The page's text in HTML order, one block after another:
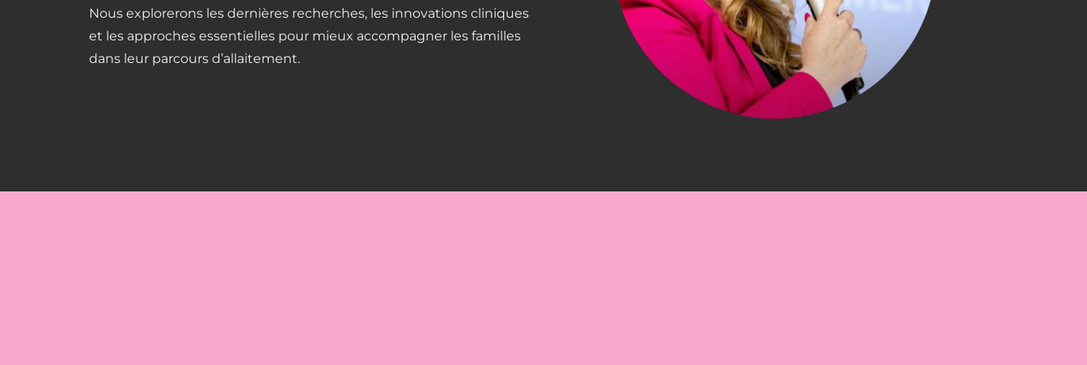
Nous explorerons les dernières recherches, les innovations cliniques
et les approches essentielles pour mieux accompagner les familles
dans leur parcours d’allaitement.